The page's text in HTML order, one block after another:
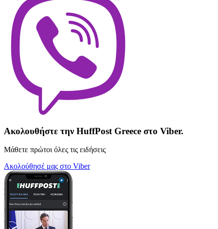
Ακολουθήστε την HuffPost Greece στο Viber.
Μάθετε πρώτοι όλες τις ειδήσεις
Ακολούθησέ μας στο Viber